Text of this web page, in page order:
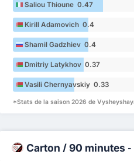
Saliou Thioune 0.47
Kirill Adamovich 0.4
Shamil Gadzhiev 0.4
Dmitriy Latykhov 0.37
Vasili Chernyavskiy 0.33
*Stats de la saison 2026 de
Carton / 90 minutes -